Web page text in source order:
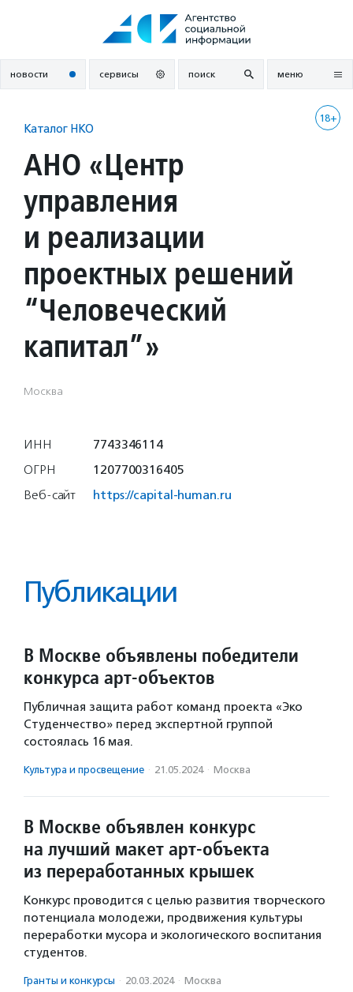
новости сервисы поиск меню
18+
Каталог НКО
АНО «Центр
управления
и реализации
проектных решений
“Человеческий
капитал”»
Москва
ИНН
7743346114
ОГРН
1207700316405
Веб-сайт
https://capital-human.ru
Публикации
В Москве объявлены победители
конкурса арт-объектов
Публичная защита работ команд проекта «Эко
Студенчество» перед экспертной группой
состоялась 16 мая.
Культура и просвещение · 21.05.2024 · Москва
В Москве объявлен конкурс
на лучший макет арт-объекта
из переработанных крышек
Конкурс проводится с целью развития творческого
потенциала молодежи, продвижения культуры
переработки мусора и экологического воспитания
студентов.
Гранты и конкурсы · 20.03.2024 · Москва